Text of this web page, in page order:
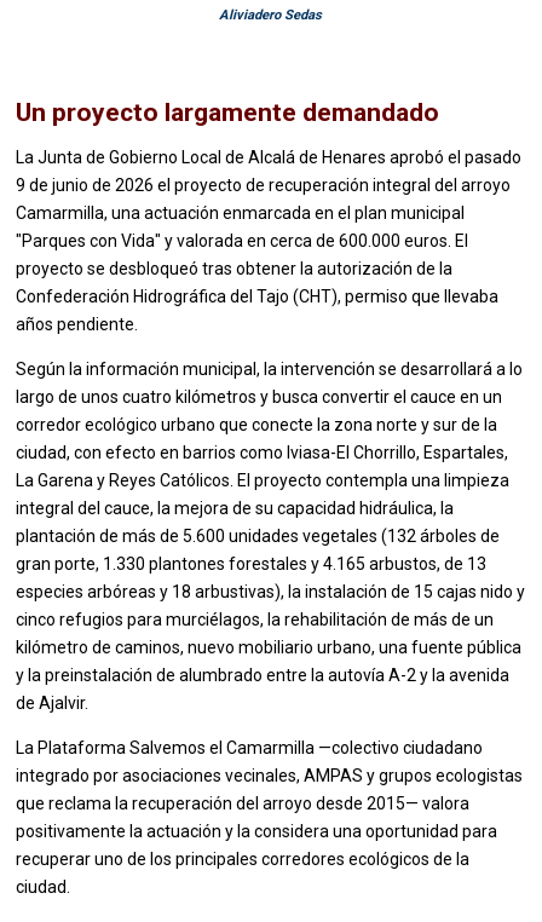
Aliviadero Sedas
Un proyecto largamente demandado
La Junta de Gobierno Local de Alcalá de Henares aprobó el pasado
9 de junio de 2026 el proyecto de recuperación integral del arroyo
Camarmilla, una actuación enmarcada en el plan municipal
"Parques con Vida" y valorada en cerca de 600.000 euros. El
proyecto se desbloqueó tras obtener la autorización de la
Confederación Hidrográfica del Tajo (CHT), permiso que llevaba
años pendiente.
Según la información municipal, la intervención se desarrollará a lo
largo de unos cuatro kilómetros y busca convertir el cauce en un
corredor ecológico urbano que conecte la zona norte y sur de la
ciudad, con efecto en barrios como Iviasa-El Chorrillo, Espartales,
La Garena y Reyes Católicos. El proyecto contempla una limpieza
integral del cauce, la mejora de su capacidad hidráulica, la
plantación de más de 5.600 unidades vegetales (132 árboles de
gran porte, 1.330 plantones forestales y 4.165 arbustos, de 13
especies arbóreas y 18 arbustivas), la instalación de 15 cajas nido y
cinco refugios para murciélagos, la rehabilitación de más de un
kilómetro de caminos, nuevo mobiliario urbano, una fuente pública
y la preinstalación de alumbrado entre la autovía A-2 y la avenida
de Ajalvir.
La Plataforma Salvemos el Camarmilla —colectivo ciudadano
integrado por asociaciones vecinales, AMPAS y grupos ecologistas
que reclama la recuperación del arroyo desde 2015— valora
positivamente la actuación y la considera una oportunidad para
recuperar uno de los principales corredores ecológicos de la
ciudad.